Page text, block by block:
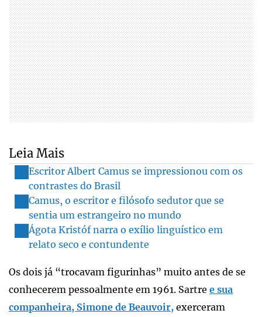
Leia Mais
Escritor Albert Camus se impressionou com os
contrastes do Brasil
Camus, o escritor e filósofo sedutor que se
sentia um estrangeiro no mundo
Ágota Kristóf narra o exílio linguístico em
relato seco e contundente
Os dois já “trocavam figurinhas” muito antes de se
conhecerem pessoalmente em 1961. Sartre e sua
companheira, Simone de Beauvoir, exerceram